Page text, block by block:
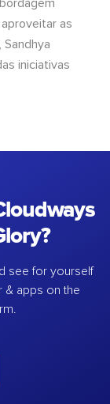
as
iniciativas
see for yourself
& apps on the